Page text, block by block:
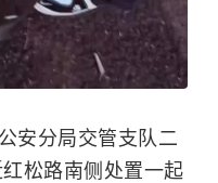
安分局交管支队二
松路南侧处置一起